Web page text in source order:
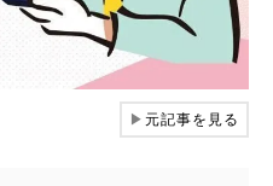
▶元記事を見る